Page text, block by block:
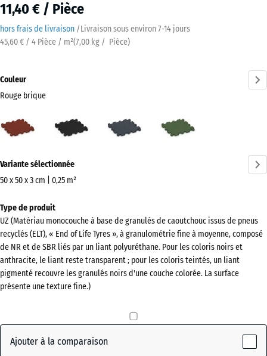
11,40 € / Pièce
hors frais de livraison /Livraison sous environ7-14 jours
45,60 € / 4 Pièce / m²(7,00 kg / Pièce)
Couleur
Rouge brique
brique
Anthracite
ardoise
d'informations
sur
couleurs
?
Afficher
la
palette
de
Rouge
brique(active)
Variante sélectionnée
50 x 50 x 3 cm | 0,25 m²
pour
l’expédition
540
x
540
x
La
Type de produit
UZ (Matériau monocouche à base de granulés de caoutchouc issus de pneus
recyclés (ELT), « End of Life Tyres », à granulométrie fine à moyenne, composé
de NR et de SBR liés par un liant polyuréthane. Pour les coloris noirs et
anthracite, le liant reste transparent ; pour les coloris teintés, un liant
pigmenté recouvre les granulés noirs d'une couche colorée. La surface
présente une texture fine.)
Ajouter à la comparaison